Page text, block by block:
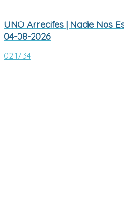
UNO Arrecifes | Nadie Nos
04-08-2026
02:17:34